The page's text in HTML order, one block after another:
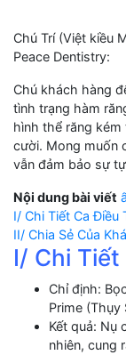
Chú Trí (Việt kiều
Peace Dentistry:
Chú khách hàng
tình trạng hàm
hình thể răng
cười. Mong muốn
vẫn đảm bảo sự
Nội dung bài viết
I/ Chi Tiết Ca Điều
II/ Chia Sẻ Của
I/ Chi
Chỉ định:
Prime (Thụy
Kết quả: Nụ
nhiên, cung